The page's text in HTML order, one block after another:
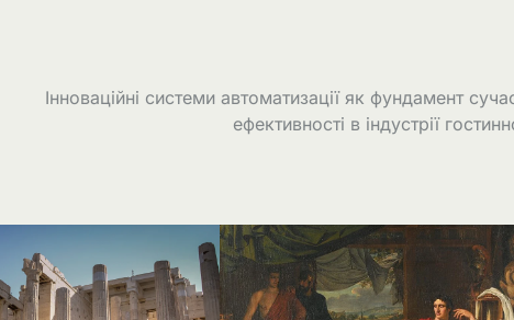
Інноваційні системи автоматизації як фундамент
ефективності в індустрії